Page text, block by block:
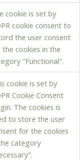
cookie is set by
cookie consent to
the user consent
cookies in the
"Functional".
cookie is set by
Cookie Consent
The cookies is
to store the user
for the cookies
category